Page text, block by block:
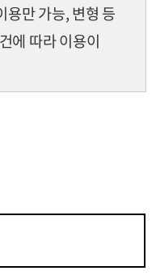
용만 가능, 변형 등
에 따라 이용이